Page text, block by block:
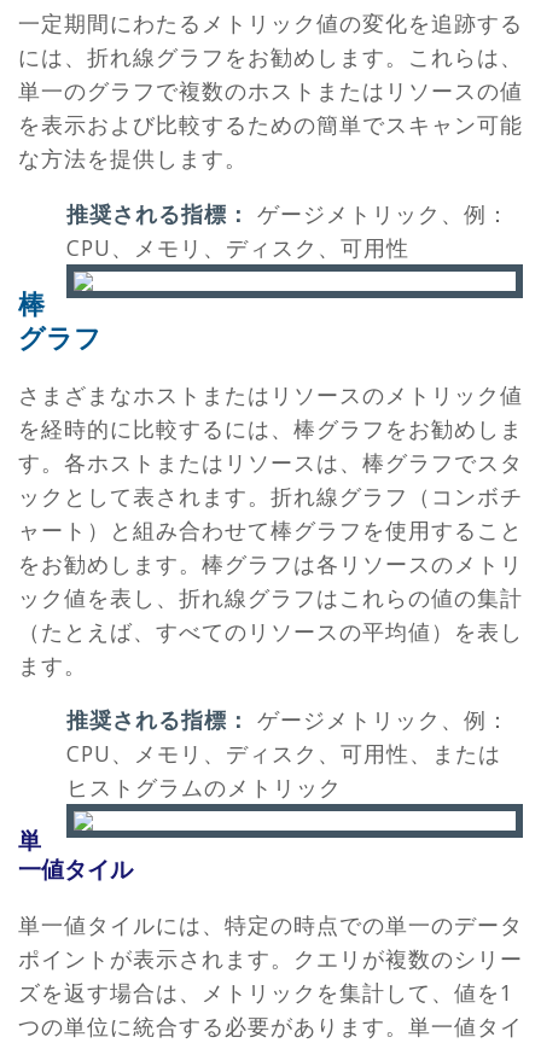
一定期間にわたるメトリック値の変化を追跡する
には、折れ線グラフをお勧めします。これらは、
単一のグラフで複数のホストまたはリソースの値
を表示および比較するための簡単でスキャン可能
な方法を提供します。
推奨される指標： ゲージメトリック、例：
CPU、メモリ、ディスク、可用性
棒
グラフ
さまざまなホストまたはリソースのメトリック値
を経時的に比較するには、棒グラフをお勧めしま
す。各ホストまたはリソースは、棒グラフでスタ
ックとして表されます。折れ線グラフ（コンボチ
ャート）と組み合わせて棒グラフを使用すること
をお勧めします。棒グラフは各リソースのメトリ
ック値を表し、折れ線グラフはこれらの値の集計
（たとえば、すべてのリソースの平均値）を表し
ます。
推奨される指標： ゲージメトリック、例：
CPU、メモリ、ディスク、可用性、または
ヒストグラムのメトリック
単
一値タイル
単一値タイルには、特定の時点での単一のデータ
ポイントが表示されます。クエリが複数のシリー
ズを返す場合は、メトリックを集計して、値を1
つの単位に統合する必要があります。単一値タイ